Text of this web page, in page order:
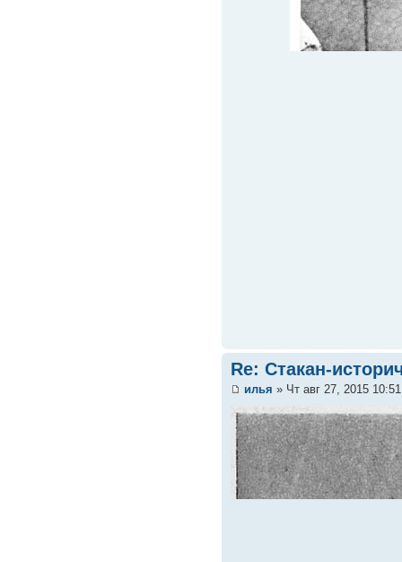
Re: Стакан-
илья » Чт авг 27, 2015